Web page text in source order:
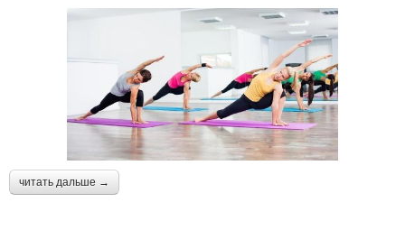
читать дальше →